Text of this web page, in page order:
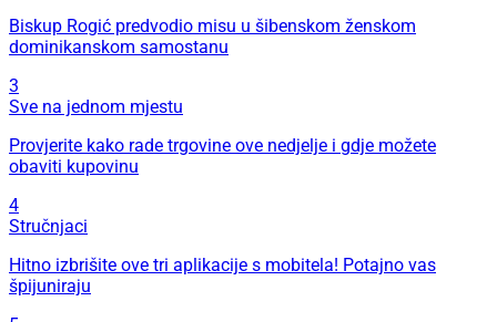
Biskup Rogić predvodio misu u šibenskom ženskom
dominikanskom samostanu
3
Sve na jednom mjestu
Provjerite kako rade trgovine ove nedjelje i gdje možete
obaviti kupovinu
4
Stručnjaci
Hitno izbrišite ove tri aplikacije s mobitela! Potajno vas
špijuniraju